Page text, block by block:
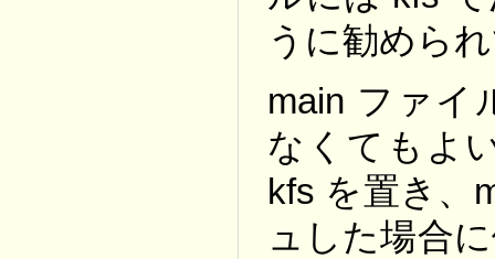
うに勧めら
main ファイ
なくてもよ
kfs を置き、
ュした場合